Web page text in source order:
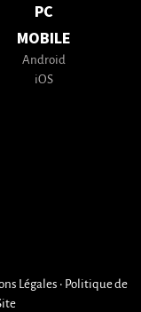
PC
MOBILE
Android
iOS
Légales • Politique de